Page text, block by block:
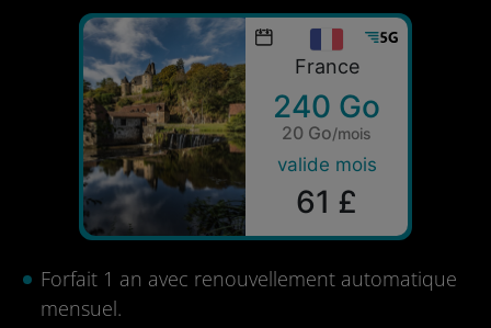
France
240 Go
20 Go/mois
valide mois
61 £
Forfait 1 an avec renouvellement automatique
mensuel.